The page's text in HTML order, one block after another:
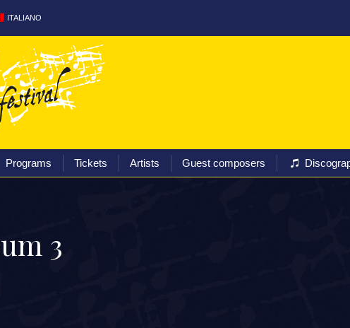
ITALIANO
Programs Tickets Artists Guest composers
um 3
Homepage